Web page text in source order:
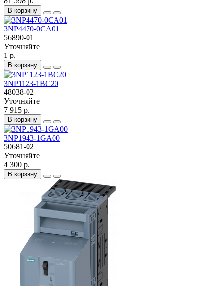
В корзину
3NP4470-0CA01
56890-01
Уточняйте
1 р.
В корзину
3NP1123-1BC20
48038-02
Уточняйте
7 915 р.
В корзину
3NP1943-1GA00
50681-02
Уточняйте
4 300 р.
В корзину